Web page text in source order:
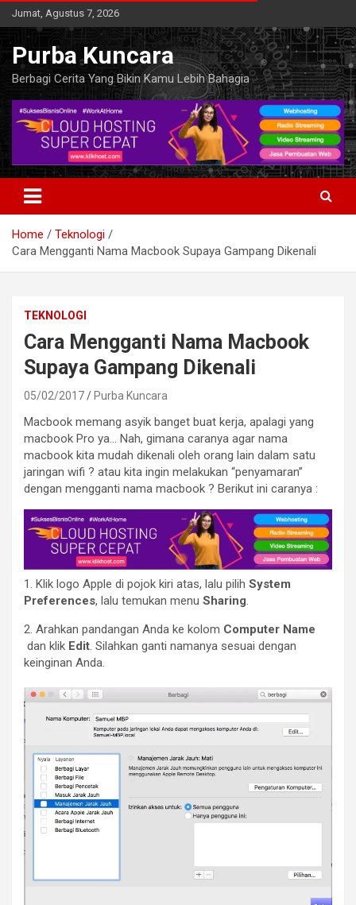
Skip
to
content
Jumat, Agustus 7, 2026
Purba Kuncara
Berbagi Cerita Yang Bikin Kamu Lebih Bahagia
Home
Teknologi
Cara Mengganti Nama Macbook Supaya Gampang Dikenali
TEKNOLOGI
Cara Mengganti Nama Macbook
Supaya Gampang Dikenali
05/02/2017 Purba Kuncara
Macbook memang asyik banget buat kerja, apalagi yang
macbook Pro ya… Nah, gimana caranya agar nama
macbook kita mudah dikenali oleh orang lain dalam satu
jaringan wifi ? atau kita ingin melakukan “penyamaran”
dengan mengganti nama macbook ? Berikut ini caranya :
1. Klik logo Apple di pojok kiri atas, lalu pilih System
Preferences, lalu temukan menu Sharing.
2. Arahkan pandangan Anda ke kolom Computer Name
dan klik Edit. Silahkan ganti namanya sesuai dengan
keinginan Anda.